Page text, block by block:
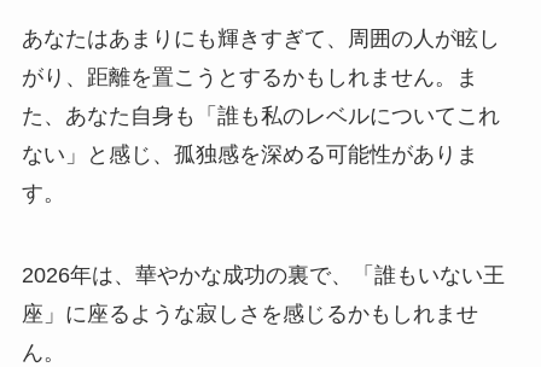
あなたはあまりにも輝きすぎて、周囲の人が眩し
がり、距離を置こうとするかもしれません。ま
た、あなた自身も「誰も私のレベルについてこれ
ない」と感じ、孤独感を深める可能性がありま
す。
2026年は、華やかな成功の裏で、「誰もいない王
座」に座るような寂しさを感じるかもしれませ
ん。